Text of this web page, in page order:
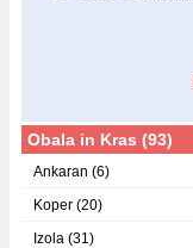
Obala in Kras (93)
Ankaran (6)
Koper (20)
Izola (31)